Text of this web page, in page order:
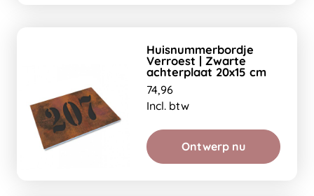
Huisnummerbordje
Verroest | Zwarte
achterplaat 20x15 cm
74,96
Incl. btw
Ontwerp nu